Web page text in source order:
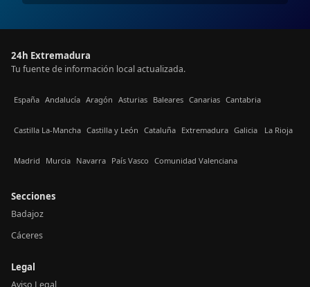
24h Extremadura
Tu fuente de información local actualizada.
España Andalucía Aragón Asturias Baleares Canarias Cantabria
Castilla La-Mancha Castilla y León Cataluña Extremadura Galicia La Rioja
Madrid Murcia Navarra País Vasco Comunidad Valenciana
Secciones
Badajoz
Cáceres
Legal